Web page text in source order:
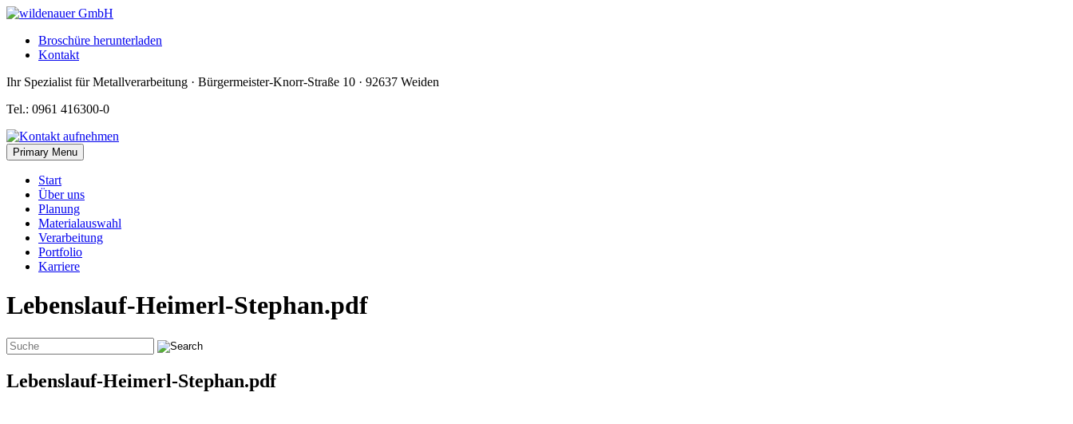
Skip
contentBroschüre herunterladen
Kontakt
Ihr Spezialist für Metallverarbeitung · Bürgermeister-Knorr-Straße 10 · 92637 Weiden
Tel.: 0961 416300-0
Primary Menu
Start
Über uns
Planung
Materialauswahl
Verarbeitung
Portfolio
Karriere
Lebenslauf-Heimerl-Stephan.pdf
Lebenslauf-Heimerl-Stephan.pdf